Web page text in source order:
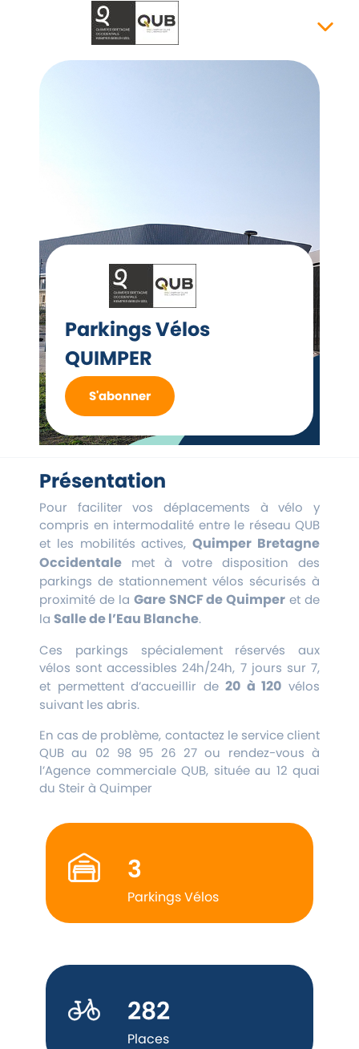
Parkings Vélos
QUIMPER
S'abonner
Présentation
Pour faciliter vos déplacements à vélo y
compris en intermodalité entre le réseau QUB
et les mobilités actives,Quimper Bretagne
Occidentale met à votre disposition des
parkings de stationnement vélos sécurisés à
proximité de la Gare SNCF de Quimper et de
la Salle de l’Eau Blanche.
Ces parkings spécialement réservés aux
vélos sont accessibles 24h/24h, 7 jours sur 7,
et permettent d’accueillir de20 à 120 vélos
suivant les abris.
En cas de problème, contactez le service client
QUB au 02 98 95 26 27 ou rendez-vous à
l’Agence commerciale QUB, située au 12 quai
du Steir à Quimper
3
Parkings Vélos
282
Places